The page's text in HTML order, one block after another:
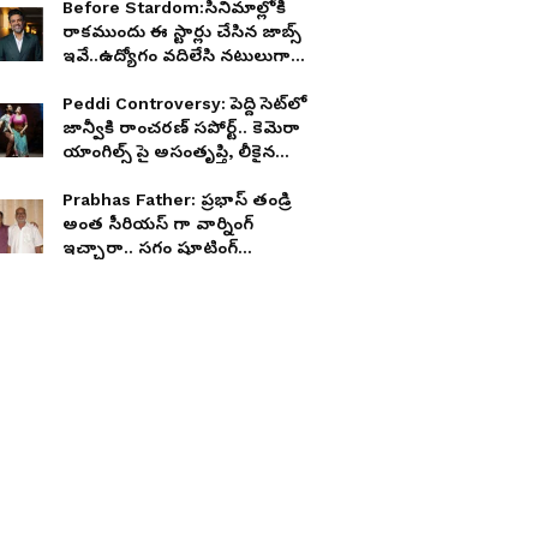
Before Stardom:సినిమాల్లోకి
రాకముందు ఈ స్టార్లు చేసిన జాబ్స్
ఇవే..ఉద్యోగం వదిలేసి నటులుగా
Peddi Controversy: పెద్ది సెట్‌లో
జాన్వీకి రాంచరణ్ సపోర్ట్.. కెమెరా
యాంగిల్స్ పై అసంతృప్తి, లీకైన
Prabhas Father: ప్రభాస్ తండ్రి
అంత సీరియస్ గా వార్నింగ్
ఇచ్చారా.. సగం షూటింగ్